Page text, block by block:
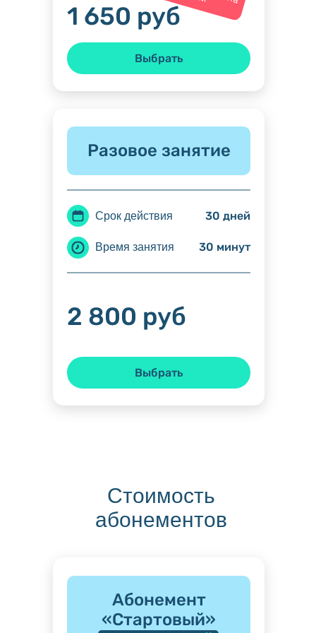
1 650 руб
Выбрать
Разовое занятие
Срок действия 30 дней
Время занятия 30 минут
2 800 руб
Выбрать
Стоимость
абонементов
Абонемент
«Стартовый»